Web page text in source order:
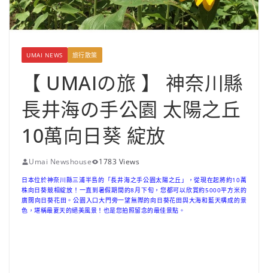
UMAI NEWS 旅行散策
【 UMAIの旅 】 神奈川縣
長井海の手公園 太陽之丘
10萬向日葵 綻放
Umai Newshouse 1783 Views
日本位於神奈川縣三浦半島的「長井海之手公園太陽之丘」，從現在起將約10萬
株向日葵競相綻放！一直到暑假期間的8月下旬，您都可以欣賞約5000平方米的
廣闊向日葵花田。公園入口大門旁一望無際的向日葵花田與大海和藍天構成的景
色，堪稱最夏天的絕美風景！也是您拍照留念的最佳景點。